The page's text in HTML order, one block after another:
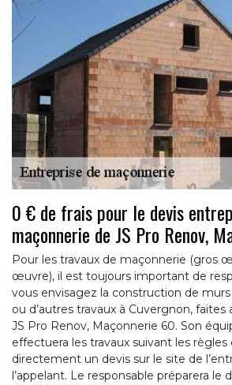
0 € de frais pour le devis
maçonnerie de JS Pro Renov,
Pour les travaux de maçonnerie (gros
œuvre), il est toujours important de
vous envisagez la construction de
ou d’autres travaux à Cuvergnon, faites
JS Pro Renov, Maçonnerie 60. Son
effectuera les travaux suivant les règles
directement un devis sur le site de
l’appelant. Le responsable préparera